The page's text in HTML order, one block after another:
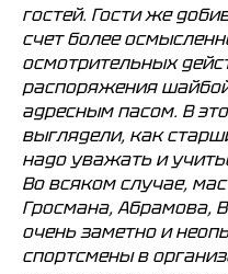
гостей. Гости же
счет более
осмотрительных
распоряжения
адресным пасом. В
выглядели, как
надо уважать и
Во всяком случае,
Гросмана, Абрамова,
очень заметно и
спортсмены в